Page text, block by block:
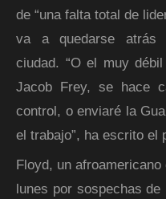
de “una falta total de
va a quedarse atrás
ciudad. “O el muy
Jacob Frey, se hace
control, o enviaré la
el trabajo”, ha escrito el
Floyd, un
lunes por sospechas